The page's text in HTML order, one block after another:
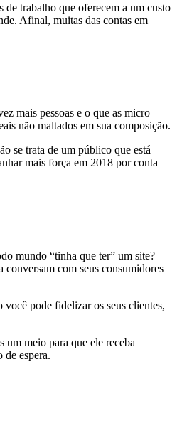
de trabalho que oferecem a um custo
Afinal, muitas das contas em
mais pessoas e o que as micro
não maltados em sua composição.
se trata de um público que está
mais força em 2018 por conta
mundo “tinha que ter” um site?
conversam com seus consumidores
pode fidelizar os seus clientes,
um meio para que ele receba
espera.